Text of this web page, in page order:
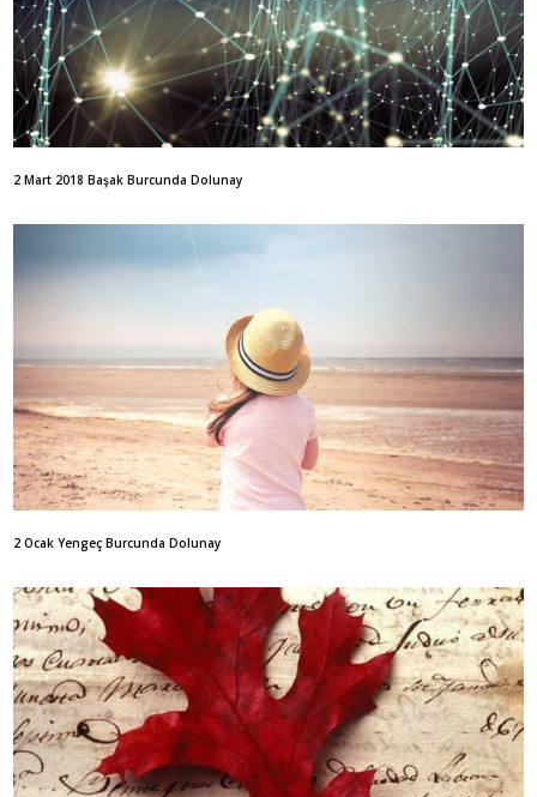
2 Mart 2018 Başak Burcunda Dolunay
2 Ocak Yengeç Burcunda Dolunay